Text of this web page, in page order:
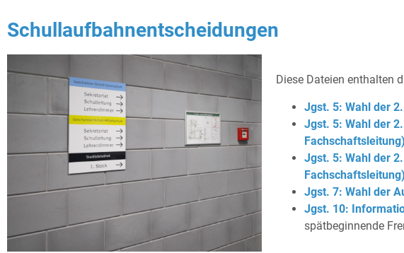
Schullaufbahnentscheidungen
Diese Dateien enthalten
Jgst. 5: Wahl der
Jgst. 5: Wahl der
Fachschaftsleitung)
Jgst. 5: Wahl der
Fachschaftsleitung)
Jgst. 7: Wahl der
Jgst. 10:
spätbeginnende